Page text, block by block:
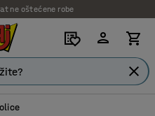
ne oštećene robe